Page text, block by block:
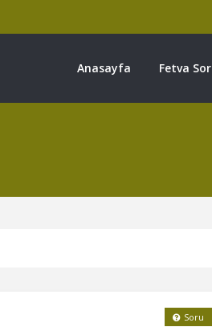
Anasayfa Fetva Sor
Soru